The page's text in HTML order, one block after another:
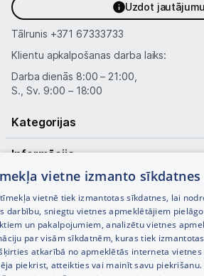
Uzdot jautājumu
Tālrunis +371 67333733
Klientu apkalpošanas darba laiks:
Darba dienās 8:00 – 21:00,
S., Sv. 9:00 – 18:00
Kategorijas
Informācija
Noderīgas saites
vietne izmanto sīkdatnes
vietnē tiek izmantotas sīkdatnes, lai
darbību, sniegtu vietnes apmeklētājiem
un pakalpojumiem, analizētu vietnes
par visām sīkdatnēm, kuras tiek
atkarībā no apmeklētās interneta
piekrist, atteikties vai mainīt savu